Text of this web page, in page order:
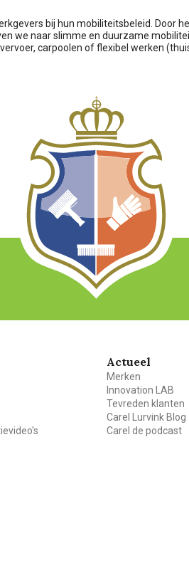
bij hun mobiliteitsbeleid. Door
we naar slimme en duurzame
carpoolen of flexibel werken
Actueel
Merken
Innovation LAB
Tevreden klanten
Carel Lurvink Blog
Carel de podcast